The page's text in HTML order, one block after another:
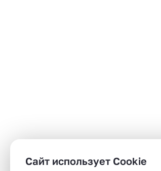
Сайт использует Cookie